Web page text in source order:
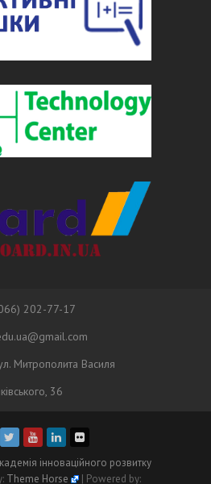
202-77-17
Митрополита Василя
36
інноваційного розвитку
Theme Horse | Powered by: